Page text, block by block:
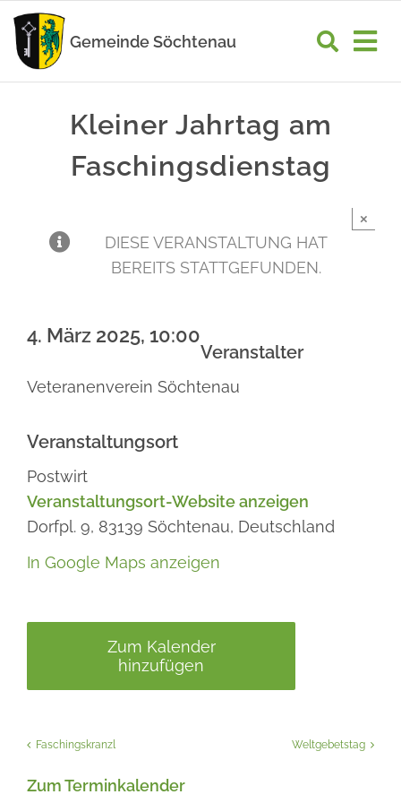
Zum
Inhalt
springen
Gemeinde Söchtenau
WIRTSCHAFT
UNSER ORT
Kleiner Jahrtag am
Faschingsdienstag
DIESE VERANSTALTUNG HAT
BEREITS STATTGEFUNDEN.
×
4. März 2025, 10:00
Veranstalter
Veteranenverein Söchtenau
Veranstaltungsort
Postwirt
Veranstaltungsort-Website anzeigen
Dorfpl. 9, 83139 Söchtenau, Deutschland
In Google Maps anzeigen
Zum Kalender
hinzufügen
Faschingskranzl Weltgebetstag
Zum Terminkalender